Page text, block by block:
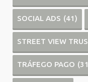
SOCIAL ADS (41)
STREET VIEW
TRÁFEGO PAGO